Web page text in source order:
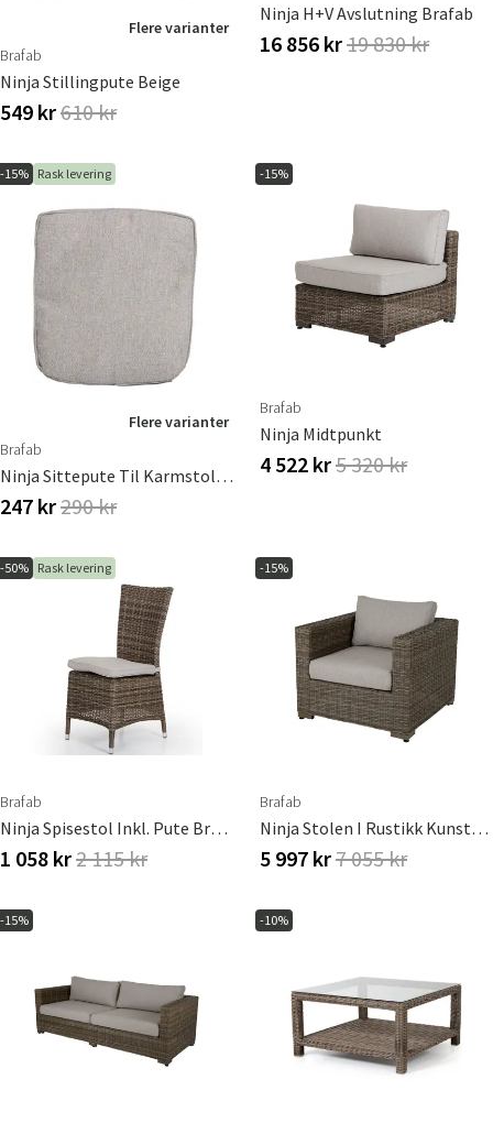
Flere varianter
Brafab
Ninja Stillingpute Beige
549 kr610 kr
Ninja H+V Avslutning Brafab
16 856 kr19 830 kr
-15% Rask levering
Flere varianter
Brafab
Ninja Sittepute Til Karmstol Beige
247 kr290 kr
-15%
Brafab
Ninja Midtpunkt
4 522 kr5 320 kr
-50% Rask levering
Brafab
Ninja Spisestol Inkl. Pute Brafab
1 058 kr2 115 kr
-15%
Brafab
Ninja Stolen I Rustikk Kunstrotting Inkludert Vanntette Puter
5 997 kr7 055 kr
-15% -10%